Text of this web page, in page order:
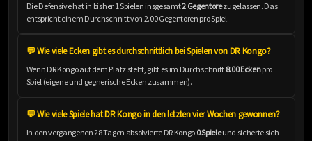
Die Defensive hat in bisher 1 Spielen insgesamt2 Gegentorezugelassen. Das
entspricht einem Durchschnitt von 2.00 Gegentoren pro Spiel.
💬 Wie viele Ecken gibt es durchschnittlich bei Spielen von DR Kongo?
Wenn DR Kongo auf dem Platz steht, gibt es im Durchschnitt 8.00 Eckenpro
Spiel (eigene und gegnerische Ecken zusammen).
💬 Wie viele Spiele hat DR Kongo in den letzten vier Wochen gewonnen?
In den vergangenen 28 Tagen absolvierte DR Kongo 0 Spieleund sicherte sich